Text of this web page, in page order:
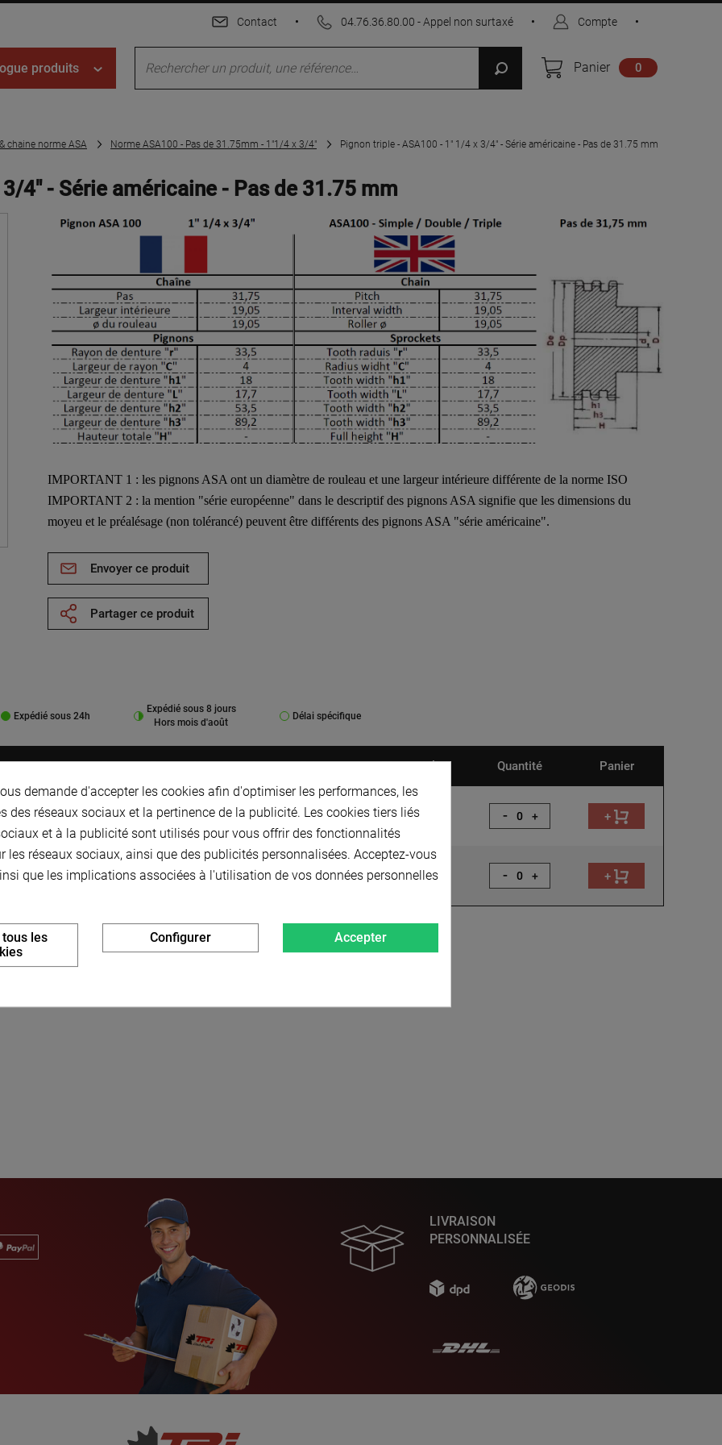
produits Panier 0
Contact • 04.76.36.80.00 - Appel non surtaxé • Compte •
chaine norme ASA Norme ASA100 - Pas de 31.75mm - 1"1/4 x 3/4" Pignon triple - ASA100 - 1" 1/4 x 3/4" - Série américaine - Pas de 31.75 mm
4" - Série américaine - Pas de 31.75 mm
IMPORTANT 1 : les pignons ASA ont un diamètre de rouleau et une largeur intérieure différente de la norme ISO
IMPORTANT 2 : la mention "série européenne" dans le descriptif des pignons ASA signifie que les dimensions du
moyeu et le préalésage (non tolérancé) peuvent être différents des pignons ASA "série américaine".
Envoyer ce produit
Partager ce produit
Expédié sous 24h
Expédié sous 8 jours
Hors mois d'août
Délai spécifique
Dents De Dp H D d Prix Disponibilité Quantité Panier
14 157.8 142,68 115 110 30
102,10 € HT
- + +
17 187.9 172.78 115 120 30
196,60 € HT
235,92 € TTC
- + +
- Série
LIVRAISON
PERSONNALISÉE
demande d'accepter les cookies afin d'optimiser les performances, les
des réseaux sociaux et la pertinence de la publicité. Les cookies tiers liés
et à la publicité sont utilisés pour vous offrir des fonctionnalités
les réseaux sociaux, ainsi que des publicités personnalisées. Acceptez-vous
que les implications associées à l'utilisation de vos données personnelles
Accepter
tous les
Configurer